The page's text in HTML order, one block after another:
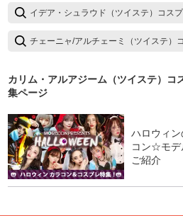
イデア・シュラウド（ツイステ）コス
チェーニャ/アルチェーミ（ツイステ）
カリム・アルアジーム（ツイステ）コ
集ページ
ハロウィ
コン☆モデ
ご紹介